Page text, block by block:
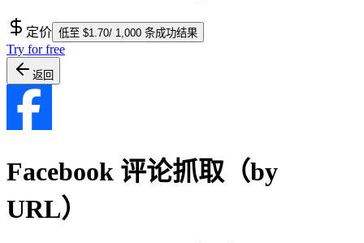
定价 低至 $1.70/ 1,000 条成功结果
Try for free
返回
Facebook 评论抓取（by
URL）